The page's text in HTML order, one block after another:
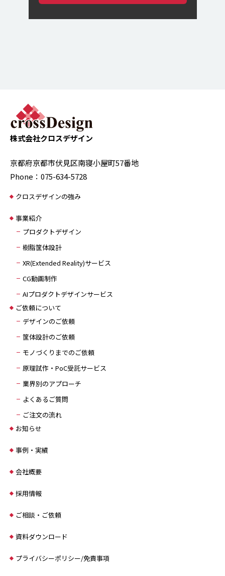
株式会社クロスデザイン
京都府京都市伏見区南寝小屋町57番地
Phone：075-634-5728
クロスデザインの強み
事業紹介
プロダクトデザイン
樹脂筐体設計
XR(Extended Reality)サービス
CG動画制作
AIプロダクトデザインサービス
ご依頼について
デザインのご依頼
筐体設計のご依頼
モノづくりまでのご依頼
原理試作・PoC受託サービス
業界別のアプローチ
よくあるご質問
ご注文の流れ
お知らせ
事例・実績
会社概要
採用情報
ご相談・ご依頼
資料ダウンロード
プライバシーポリシー/免責事項